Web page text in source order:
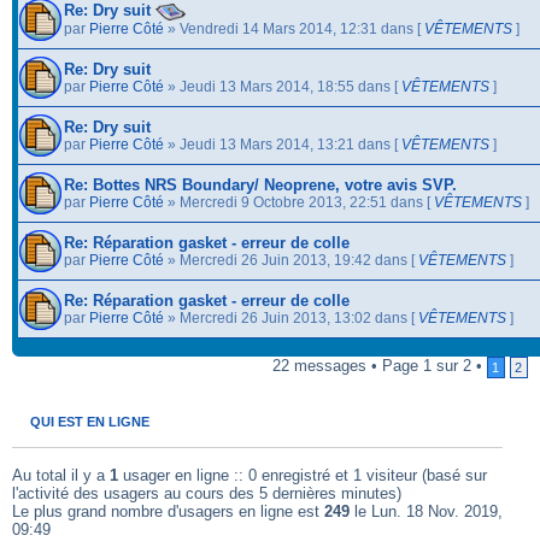
Re: Dry suit
par Pierre Côté » Vendredi 14 Mars 2014, 12:31 dans [ VÊTEMENTS ]
Re: Dry suit
par Pierre Côté » Jeudi 13 Mars 2014, 18:55 dans [ VÊTEMENTS ]
Re: Dry suit
par Pierre Côté » Jeudi 13 Mars 2014, 13:21 dans [ VÊTEMENTS ]
Re: Bottes NRS Boundary/ Neoprene, votre avis SVP.
par Pierre Côté » Mercredi 9 Octobre 2013, 22:51 dans [ VÊTEMENTS ]
Re: Réparation gasket - erreur de colle
par Pierre Côté » Mercredi 26 Juin 2013, 19:42 dans [ VÊTEMENTS ]
Re: Réparation gasket - erreur de colle
par Pierre Côté » Mercredi 26 Juin 2013, 13:02 dans [ VÊTEMENTS ]
22 messages • Page 1 sur 2 • 1 2
QUI EST EN LIGNE
Au total il y a 1 usager en ligne :: 0 enregistré et 1 visiteur (basé sur
l'activité des usagers au cours des 5 dernières minutes)
Le plus grand nombre d'usagers en ligne est 249 le Lun. 18 Nov. 2019,
09:49